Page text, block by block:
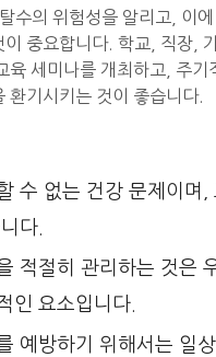
수의 위험성을 알리고, 이
이 중요합니다. 학교, 직장,
육 세미나를 개최하고, 주기
환기시키는 것이 좋습니다.
수 없는 건강 문제이며,
다.
적절히 관리하는 것은
인 요소입니다.
예방하기 위해서는 일